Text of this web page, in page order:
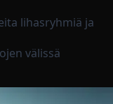
lihasryhmiä ja
välissä